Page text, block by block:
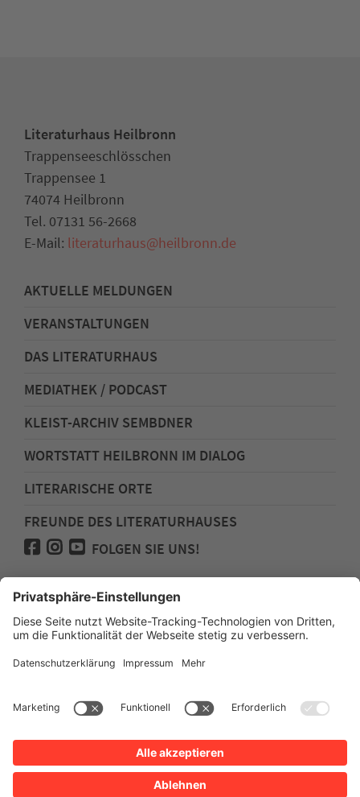
Literaturhaus Heilbronn
Trappenseeschlösschen
Trappensee 1
74074 Heilbronn
Tel. 07131 56-2668
E-Mail: literaturhaus@heilbronn.de
AKTUELLE MELDUNGEN
VERANSTALTUNGEN
DAS LITERATURHAUS
MEDIATHEK / PODCAST
KLEIST-ARCHIV SEMBDNER
WORTSTATT HEILBRONN IM DIALOG
LITERARISCHE ORTE
FREUNDE DES LITERATURHAUSES
FOLGEN SIE UNS!
Impressum
Anfahrt
Datenschutz
Barrierefreiheit
Literaturhauses